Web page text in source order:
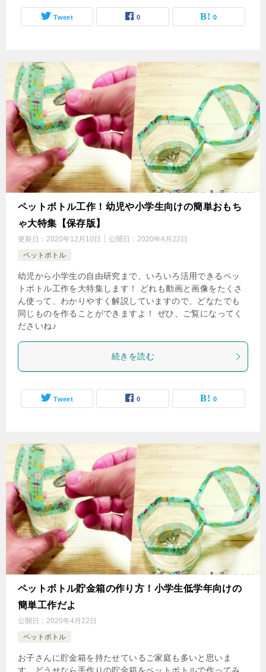
Tweet 0 0
ペットボトル工作！幼児や小学生向けの簡単おもち
ゃ大特集【保存版】
更新日： 2020年12月10日 公開日： 2020年4月22日
ペットボトル
幼児から小学生の自由研究まで、いろいろ活用できるペッ
トボトル工作を大特集します！ どれも動画と画像をたくさ
ん使って、わかりやすく解説していますので、どなたでも
同じものを作ることができますよ！ ぜひ、ご覧になってく
ださいね♪
続きを読む
Tweet 0 0
ペットボトル貯金箱の作り方！小学生低学年向けの
簡単工作だよ
公開日： 2020年4月22日
ペットボトル
お子さんに貯金箱を持たせているご家庭も多いと思いま